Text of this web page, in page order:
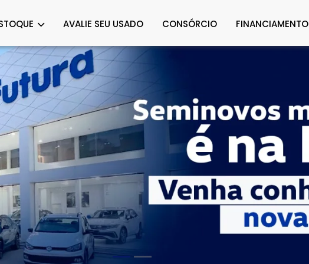
AVALIE SEU USADO CONSÓRCIO FINANCIAMENTO